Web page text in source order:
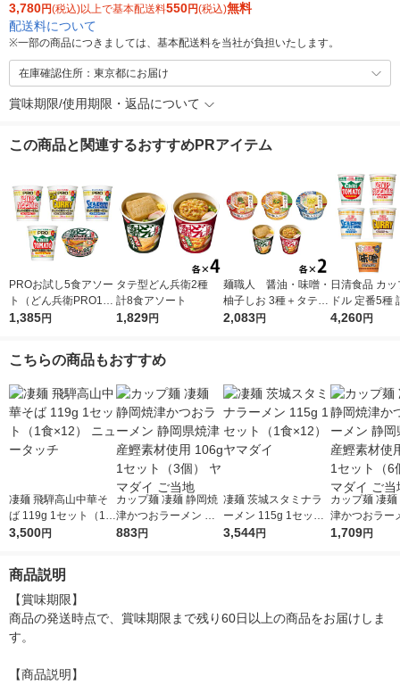
3,780円(税込)以上で基本配送料550円(税込)無料
配送料について
※一部の商品につきましては、基本配送料を当社が負担いたします。
在庫確認住所：東京都にお届け
賞味期限/使用期限・返品について
この商品と関連するおすすめPRアイテム
PROお試し5食アソー
ト（どん兵衛PRO1食
＋カップヌードルPR
1,385円
タテ型どん兵衛2種
計8食アソート
1,829円
麺職人 醤油・味噌・
柚子しお 3種＋タテ型
どん兵衛2種 各2食
2,083円
日清食品 カ
ドル 定番5種
わせ アソー
4,260円
こちらの商品もおすすめ
凄麺 飛騨高山中華そ
ば 119g 1セット（1食
×12） ニュータッチ
3,500円
カップ麺 凄麺 静岡焼
津かつおラーメン 静
岡県焼津産鰹素材使用
883円
凄麺 茨城スタミナラ
ーメン 115g 1セット
（1食×12） ヤマダイ
3,544円
カップ麺 凄
津かつおラー
岡県焼津産鰹
1,709円
商品説明
【賞味期限】
商品の発送時点で、賞味期限まで残り60日以上の商品をお届けしま
す。
【商品説明】